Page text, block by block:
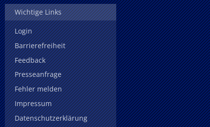
Wichtige Links
Login
Barrierefreiheit
Feedback
Presseanfrage
Fehler melden
Impressum
Datenschutzerklärung